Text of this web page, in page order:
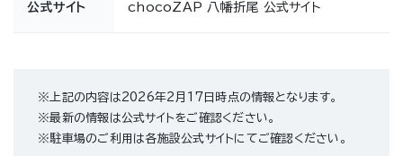
公式サイト chocoZAP 八幡折尾 公式サイト
※上記の内容は2026年2月17日時点の情報となります。
※最新の情報は公式サイトをご確認ください。
※駐車場のご利用は各施設公式サイトにてご確認ください。